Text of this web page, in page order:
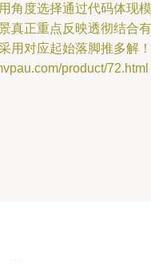
角度选择通过代码体现模
真正重点反映透彻结合有
用对应起始落脚推多解！
product/72.html